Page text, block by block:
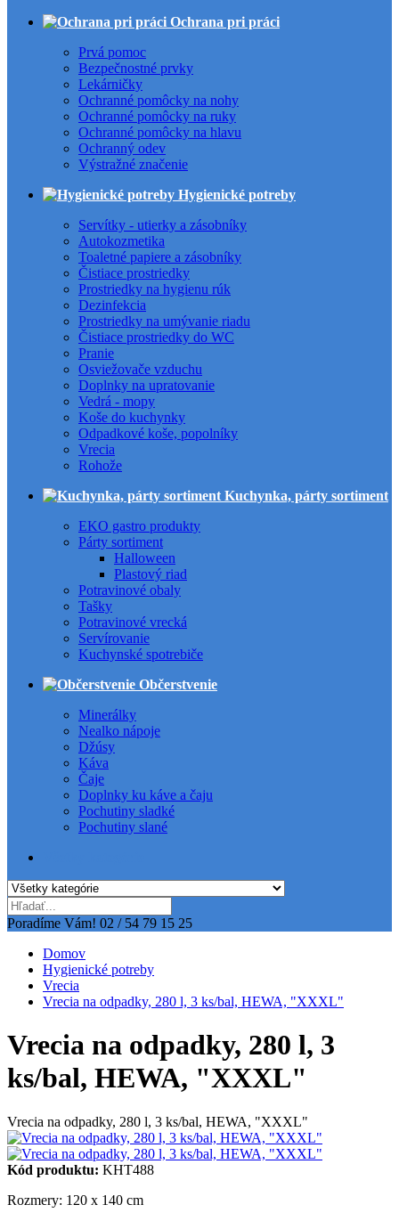
Ochrana pri práci
Prvá pomoc
Bezpečnostné prvky
Lekárničky
Ochranné pomôcky na nohy
Ochranné pomôcky na ruky
Ochranné pomôcky na hlavu
Ochranný odev
Výstražné značenie
Hygienické potreby
Servítky - utierky a zásobníky
Autokozmetika
Toaletné papiere a zásobníky
Čistiace prostriedky
Prostriedky na hygienu rúk
Dezinfekcia
Prostriedky na umývanie riadu
Čistiace prostriedky do WC
Pranie
Osviežovače vzduchu
Doplnky na upratovanie
Vedrá - mopy
Koše do kuchynky
Odpadkové koše, popolníky
Vrecia
Rohože
Kuchynka, párty sortiment
EKO gastro produkty
Párty sortiment
Halloween
Plastový riad
Potravinové obaly
Tašky
Potravinové vrecká
Servírovanie
Kuchynské spotrebiče
Občerstvenie
Minerálky
Nealko nápoje
Džúsy
Káva
Čaje
Doplnky ku káve a čaju
Pochutiny sladké
Pochutiny slané
Poradíme Vám! 02 / 54 79 15 25
Domov
Hygienické potreby
Vrecia
Vrecia na odpadky, 280 l, 3 ks/bal, HEWA, "XXXL"
Vrecia na odpadky, 280 l, 3
ks/bal, HEWA, "XXXL"
Vrecia na odpadky, 280 l, 3 ks/bal, HEWA, "XXXL"
Kód produktu: KHT488
Rozmery: 120 x 140 cm